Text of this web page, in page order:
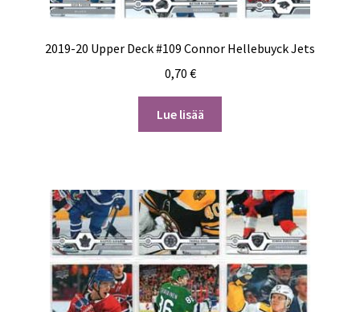
2019-20 Upper Deck #109 Connor Hellebuyck Jets
0,70 €
Lue lisää